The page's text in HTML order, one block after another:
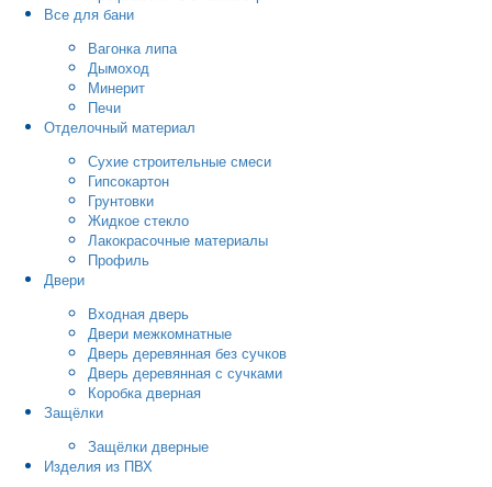
Все для бани
Вагонка липа
Дымоход
Минерит
Печи
Отделочный материал
Сухие строительные смеси
Гипсокартон
Грунтовки
Жидкое стекло
Лакокрасочные материалы
Профиль
Двери
Входная дверь
Двери межкомнатные
Дверь деревянная без сучков
Дверь деревянная с сучками
Коробка дверная
Защёлки
Защёлки дверные
Изделия из ПВХ